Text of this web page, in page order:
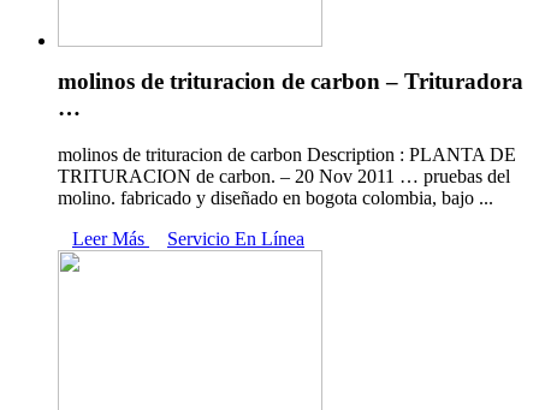
molinos de trituracion de carbon – Trituradora
…
molinos de trituracion de carbon Description : PLANTA DE
TRITURACION de carbon. – 20 Nov 2011 … pruebas del
molino. fabricado y diseñado en bogota colombia, bajo ...
Leer Más
Servicio En Línea